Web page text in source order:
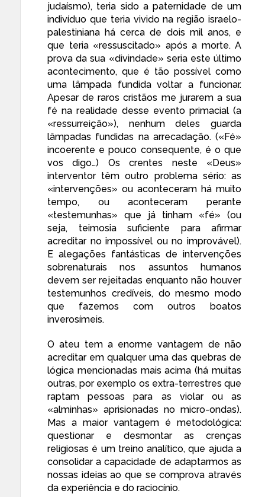
judaísmo), teria sido a paternidade de um
indivíduo que teria vivido na região israelo-
palestiniana há cerca de dois mil anos, e
que teria «ressuscitado» após a morte. A
prova da sua «divindade» seria este último
acontecimento, que é tão possível como
uma lâmpada fundida voltar a funcionar.
Apesar de raros cristãos me jurarem a sua
fé na realidade desse evento primacial (a
«ressurreição»), nenhum deles guarda
lâmpadas fundidas na arrecadação. («Fé»
incoerente e pouco consequente, é o que
vos digo…) Os crentes neste «Deus»
interventor têm outro problema sério: as
«intervenções» ou aconteceram há muito
tempo, ou aconteceram perante
«testemunhas» que já tinham «fé» (ou
seja, teimosia suficiente para afirmar
acreditar no impossível ou no improvável).
E alegações fantásticas de intervenções
sobrenaturais nos assuntos humanos
devem ser rejeitadas enquanto não houver
testemunhos credíveis, do mesmo modo
que fazemos com outros boatos
inverosímeis.
O ateu tem a enorme vantagem de não
acreditar em qualquer uma das quebras de
lógica mencionadas mais acima (há muitas
outras, por exemplo os extra-terrestres que
raptam pessoas para as violar ou as
«alminhas» aprisionadas no micro-ondas).
Mas a maior vantagem é metodológica:
questionar e desmontar as crenças
religiosas é um treino analítico, que ajuda a
consolidar a capacidade de adaptarmos as
nossas ideias ao que se comprova através
da experiência e do raciocínio.